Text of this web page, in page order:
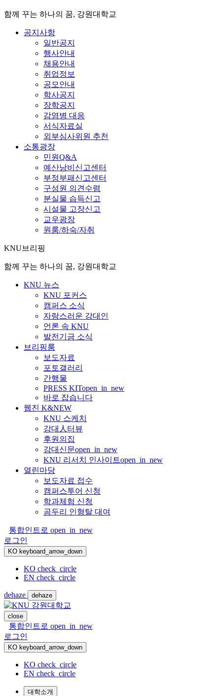
함께 꾸는 하나의 꿈, 강원대학교
공지사항
일반공지
행사안내
채용안내
취업정보
공모안내
학사공지
장학공지
감염병 대응
서식자료실
외부심사위원 추천
소통광장
민원Q&A
예산낭비신고센터
부정부패신고센터
구성원 의견수렴
분실물 습득신고
시설물 고장신고
교우광장
원룸/하숙/자취
KNU브리핑
함께 꾸는 하나의 꿈, 강원대학교
KNU 뉴스
KNU 포커스
캠퍼스 소식
자랑스러운 강대인
언론 속 KNU
발전기금 소식
브리핑룸
보도자료
포토갤러리
간행물
PRESS KITopen_in_new
바로 잡습니다
웹진 K&NEW
KNU 스케치
강대人터뷰
후원의집
강대신문open_in_new
KNU 리서치 인사이트open_in_new
열린마당
보도자료 접수
캠퍼스투어 신청
학과체험 신청
곰두리 인형탈 대여
통합인트로 open_in_new
로그인
KO keyboard_arrow_down
KO check_circle
EN check_circle
dehaze dehaze
close
통합인트로 open_in_new
로그인
KO keyboard_arrow_down
KO check_circle
EN check_circle
대학소개